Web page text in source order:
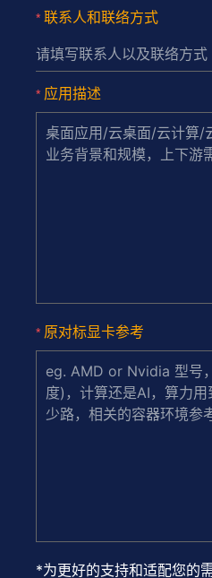
联系人和联络方式
应用描述
原对标显卡参考
*为更好的支持和适配您的